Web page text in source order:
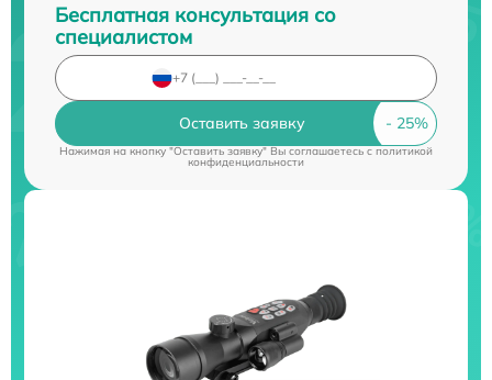
Бесплатная консультация со
специалистом
Оставить заявку
Нажимая на кнопку "Оставить заявку" Вы соглашаетесь cполитикой
конфиденциальности